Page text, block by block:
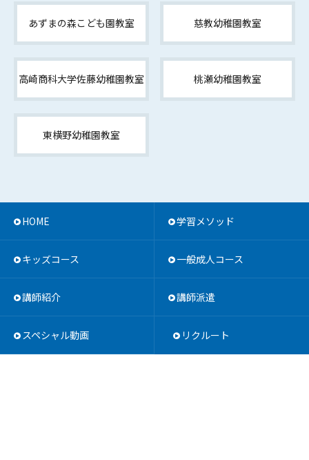
あずまの森こども園教室 慈教幼稚園教室
高崎商科大学佐藤幼稚園教室 桃瀬幼稚園教室
東横野幼稚園教室
HOME 学習メソッド
キッズコース 一般成人コース
講師紹介 講師派遣
スペシャル動画 リクルート